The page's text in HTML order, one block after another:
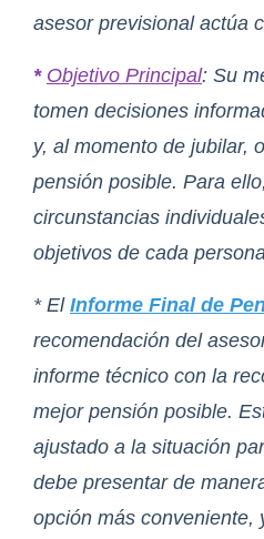
asesor previsional actúa
* Objetivo Principal: Su
tomen decisiones
y, al momento de jubilar,
pensión posible. Para
circunstancias
objetivos de cada
* El Informe Final de
recomendación del
informe técnico con la
mejor pensión posible.
ajustado a la situación
debe presentar de
opción más conveniente,